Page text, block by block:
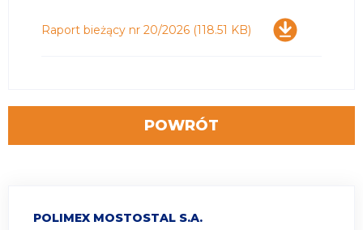
POLIMEX MOSTOSTAL S.A.
Pobierz
Raport bieżący nr 20/2026 (118.51 KB)
POWRÓT